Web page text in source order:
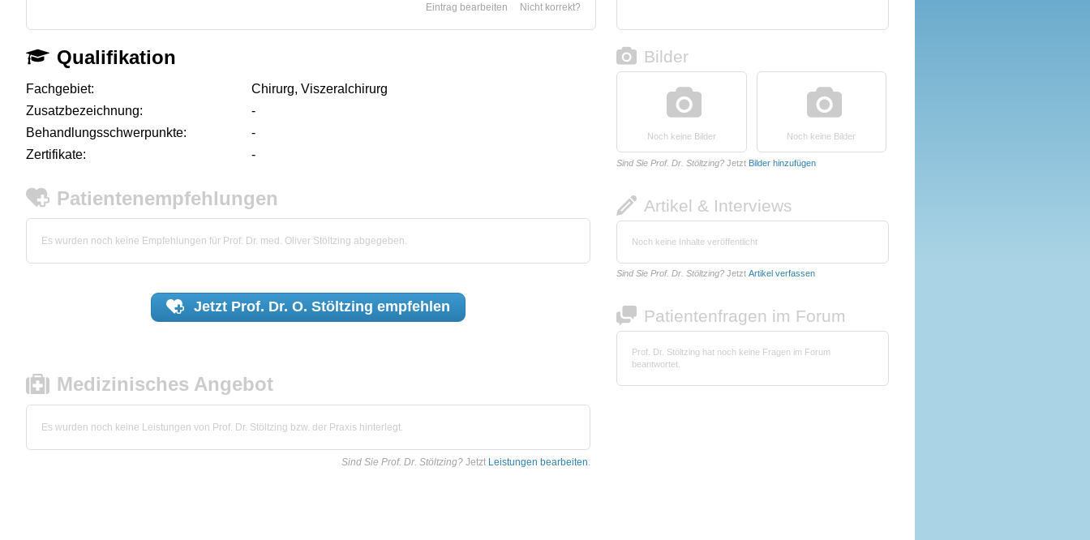
Nicht korrekt?
Eintrag bearbeiten
Qualifikation
Fachgebiet:
Chirurg, Viszeralchirurg
Zusatzbezeichnung:
-
Behandlungsschwerpunkte:
-
Zertifikate:
-
Patientenempfehlungen
Es wurden noch keine Empfehlungen für Prof. Dr. med. Oliver Stöltzing abgegeben.
Jetzt Prof. Dr. O. Stöltzing empfehlen
Medizinisches Angebot
Es wurden noch keine Leistungen von Prof. Dr. Stöltzing bzw. der Praxis hinterlegt.
Sind Sie Prof. Dr. Stöltzing? Jetzt Leistungen bearbeiten.
Bilder
Noch keine Bilder Noch keine Bilder
Sind Sie Prof. Dr. Stöltzing? Jetzt Bilder hinzufügen
Artikel & Interviews
Noch keine Inhalte veröffentlicht
Sind Sie Prof. Dr. Stöltzing? Jetzt Artikel verfassen
Patientenfragen im Forum
Prof. Dr. Stöltzing hat noch keine Fragen im Forum
beantwortet.